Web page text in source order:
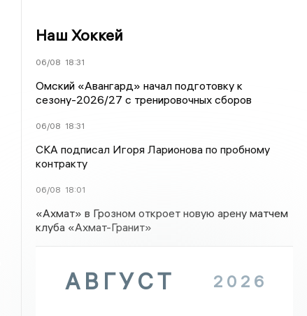
Наш Хоккей
06/08 18:31
Омский «Авангард» начал подготовку к
сезону-2026/27 с тренировочных сборов
06/08 18:31
СКА подписал Игоря Ларионова по пробному
контракту
06/08 18:01
«Ахмат» в Грозном откроет новую арену матчем
клуба «Ахмат-Гранит»
АВГУСТ 2026